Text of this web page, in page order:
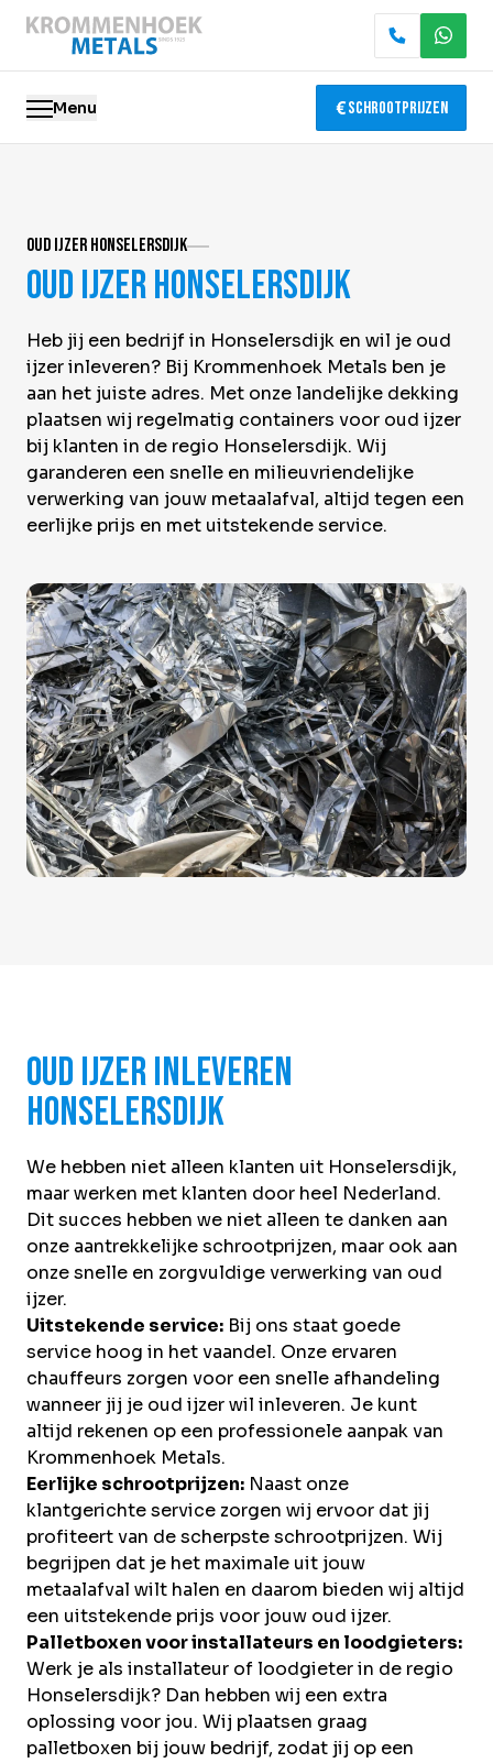
Menu Schrootprijzen
Elektronica recycling
Slopen & demontage
Katalysator recycling
Containerservice
Locaties
Over Krommenhoek
Sustainability
NL
Direct inleveren Ophaalservice
Oud ijzer Honselersdijk
Oud ijzer Honselersdijk
Heb jij een bedrijf in Honselersdijk en wil je oud
ijzer inleveren? Bij Krommenhoek Metals ben je
aan het juiste adres. Met onze landelijke dekking
plaatsen wij regelmatig containers voor oud ijzer
bij klanten in de regio Honselersdijk. Wij
garanderen een snelle en milieuvriendelijke
verwerking van jouw metaalafval, altijd tegen een
eerlijke prijs en met uitstekende service.
Oud ijzer inleveren
Honselersdijk
We hebben niet alleen klanten uit Honselersdijk,
maar werken met klanten door heel Nederland.
Dit succes hebben we niet alleen te danken aan
onze aantrekkelijke schrootprijzen, maar ook aan
onze snelle en zorgvuldige verwerking van oud
ijzer.
Uitstekende service: Bij ons staat goede
service hoog in het vaandel. Onze ervaren
chauffeurs zorgen voor een snelle afhandeling
wanneer jij je oud ijzer wil inleveren. Je kunt
altijd rekenen op een professionele aanpak van
Krommenhoek Metals.
Eerlijke schrootprijzen: Naast onze
klantgerichte service zorgen wij ervoor dat jij
profiteert van de scherpste schrootprijzen. Wij
begrijpen dat je het maximale uit jouw
metaalafval wilt halen en daarom bieden wij altijd
een uitstekende prijs voor jouw oud ijzer.
Palletboxen voor installateurs en loodgieters:
Werk je als installateur of loodgieter in de regio
Honselersdijk? Dan hebben wij een extra
oplossing voor jou. Wij plaatsen graag
palletboxen bij jouw bedrijf, zodat jij op een